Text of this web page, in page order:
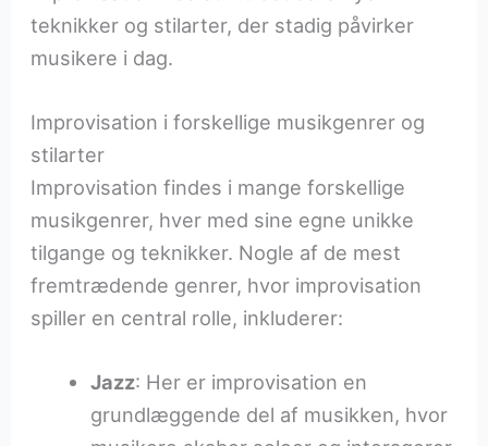
teknikker og stilarter, der stadig påvirker
musikere i dag.
Improvisation i forskellige musikgenrer og
stilarter
Improvisation findes i mange forskellige
musikgenrer, hver med sine egne unikke
tilgange og teknikker. Nogle af de mest
fremtrædende genrer, hvor improvisation
spiller en central rolle, inkluderer:
Jazz: Her er improvisation en
grundlæggende del af musikken, hvor